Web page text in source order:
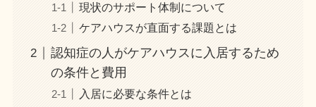
現状のサポート体制について
ケアハウスが直面する課題とは
認知症の人がケアハウスに入居するため
の条件と費用
入居に必要な条件とは